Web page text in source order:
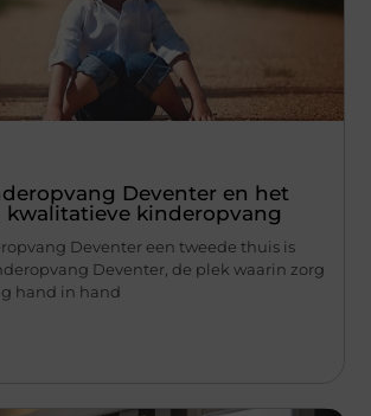
Deventer en het
kwalitatieve kinderopvang
Deventer een tweede thuis is
Deventer, de plek waarin zorg
hand in hand